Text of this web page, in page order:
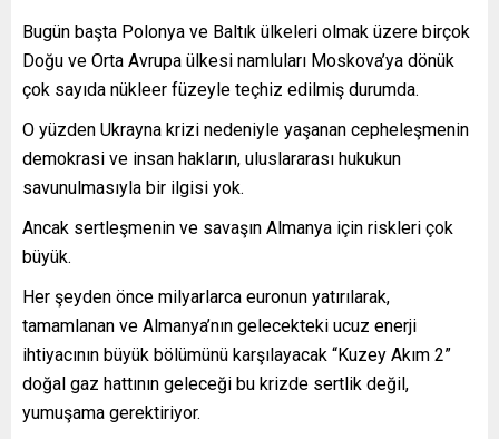
Bugün başta Polonya ve Baltık ülkeleri olmak üzere birçok
Doğu ve Orta Avrupa ülkesi namluları Moskova’ya dönük
çok sayıda nükleer füzeyle teçhiz edilmiş durumda.
O yüzden Ukrayna krizi nedeniyle yaşanan cepheleşmenin
demokrasi ve insan hakların, uluslararası hukukun
savunulmasıyla bir ilgisi yok.
Ancak sertleşmenin ve savaşın Almanya için riskleri çok
büyük.
Her şeyden önce milyarlarca euronun yatırılarak,
tamamlanan ve Almanya’nın gelecekteki ucuz enerji
ihtiyacının büyük bölümünü karşılayacak “Kuzey Akım 2”
doğal gaz hattının geleceği bu krizde sertlik değil,
yumuşama gerektiriyor.